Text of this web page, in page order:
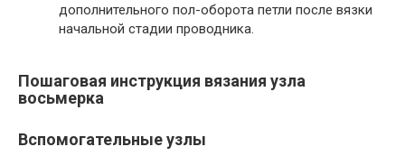
дополнительного пол-оборота петли после вязки
начальной стадии проводника.
Пошаговая инструкция вязания узла
восьмерка
Вспомогательные узлы